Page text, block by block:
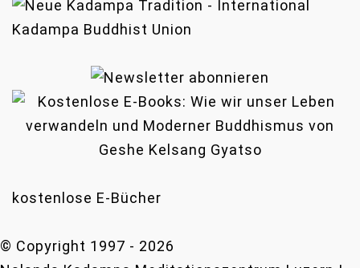
kostenlose E-Bücher
© Copyright 1997 - 2026